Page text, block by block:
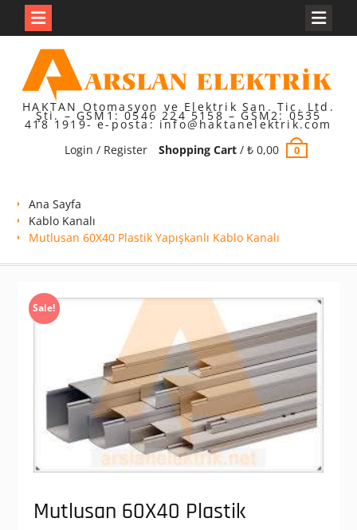
content
HAKTAN Otomasyon ve Elektrik San. Tic. Ltd.
Şti. – GSM1: 0546 224 5158 – GSM2: 0535
418 1919- e-posta: info@haktanelektrik.com
Login / Register
Shopping Cart/ ₺0,00 0
Ana Sayfa
Kablo Kanalı
Mutlusan 60X40 Plastik Yapışkanlı Kablo Kanalı
Sale!
Mutlusan 60X40 Plastik